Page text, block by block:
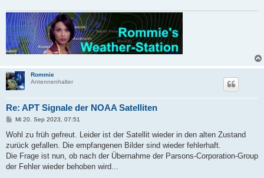
Rommie
Antennenhalter
Re: APT Signale der NOAA Satelliten
B
i
r
a
Mi 20. Sep 2023, 07:51
Wohl zu früh gefreut. Leider ist der Satellit wieder in den alten Zustand
zurück gefallen. Die empfangenen Bilder sind wieder fehlerhaft.
Die Frage ist nun, ob nach der Übernahme der Parsons-Corporation-Group
der Fehler wieder behoben wird...